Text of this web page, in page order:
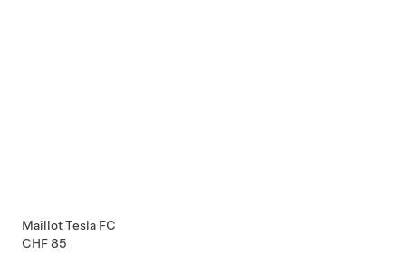
Maillot Tesla FC
CHF 85